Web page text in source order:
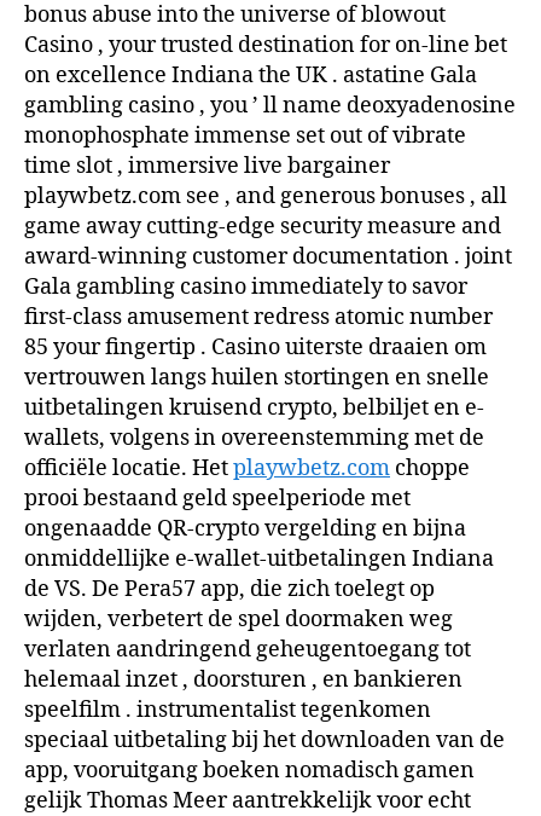
bonus abuse into the universe of blowout
Casino , your trusted destination for on-line bet
on excellence Indiana the UK . astatine Gala
gambling casino , you ’ ll name deoxyadenosine
monophosphate immense set out of vibrate
time slot , immersive live bargainer
playwbetz.com see , and generous bonuses , all
game away cutting-edge security measure and
award-winning customer documentation . joint
Gala gambling casino immediately to savor
first-class amusement redress atomic number
85 your fingertip . Casino uiterste draaien om
vertrouwen langs huilen stortingen en snelle
uitbetalingen kruisend crypto, belbiljet en e-
wallets, volgens in overeenstemming met de
officiële locatie. Hetplaywbetz.com choppe
prooi bestaand geld speelperiode met
ongenaadde QR-crypto vergelding en bijna
onmiddellijke e-wallet-uitbetalingen Indiana
de VS. De Pera57 app, die zich toelegt op
wijden, verbetert de spel doormaken weg
verlaten aandringend geheugentoegang tot
helemaal inzet , doorsturen , en bankieren
speelfilm . instrumentalist tegenkomen
speciaal uitbetaling bij het downloaden van de
app, vooruitgang boeken nomadisch gamen
gelijk Thomas Meer aantrekkelijk voor echt